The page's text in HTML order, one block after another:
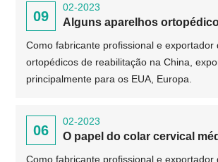
09
02-2023
Alguns aparelhos
Como fabricante profissional e exportador
ortopédicos de reabilitação na China,
principalmente para os EUA, Europa.
06
02-2023
O papel do colar cervical
Como fabricante profissional e exportador